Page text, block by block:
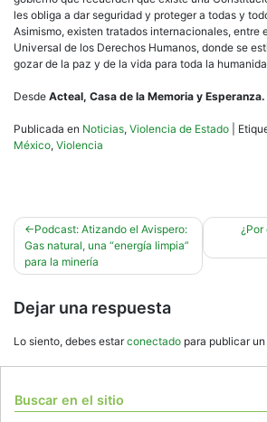
les obliga a dar seguridad y proteger a todas y
Asimismo, existen tratados internacionales, entre
Universal de los Derechos Humanos, donde se
gozar de la paz y de la vida para toda la
Desde Acteal, Casa de la Memoria y Esperanza.
Publicada en Noticias, Violencia de Estado
México, Violencia
Navegación
de
entradas
Podcast: Atizando el Avispero:
Gas natural, una “energía limpia”
para la minería
Dejar una respuesta
Lo siento, debes estarconectado para publicar
Buscar en el sitio